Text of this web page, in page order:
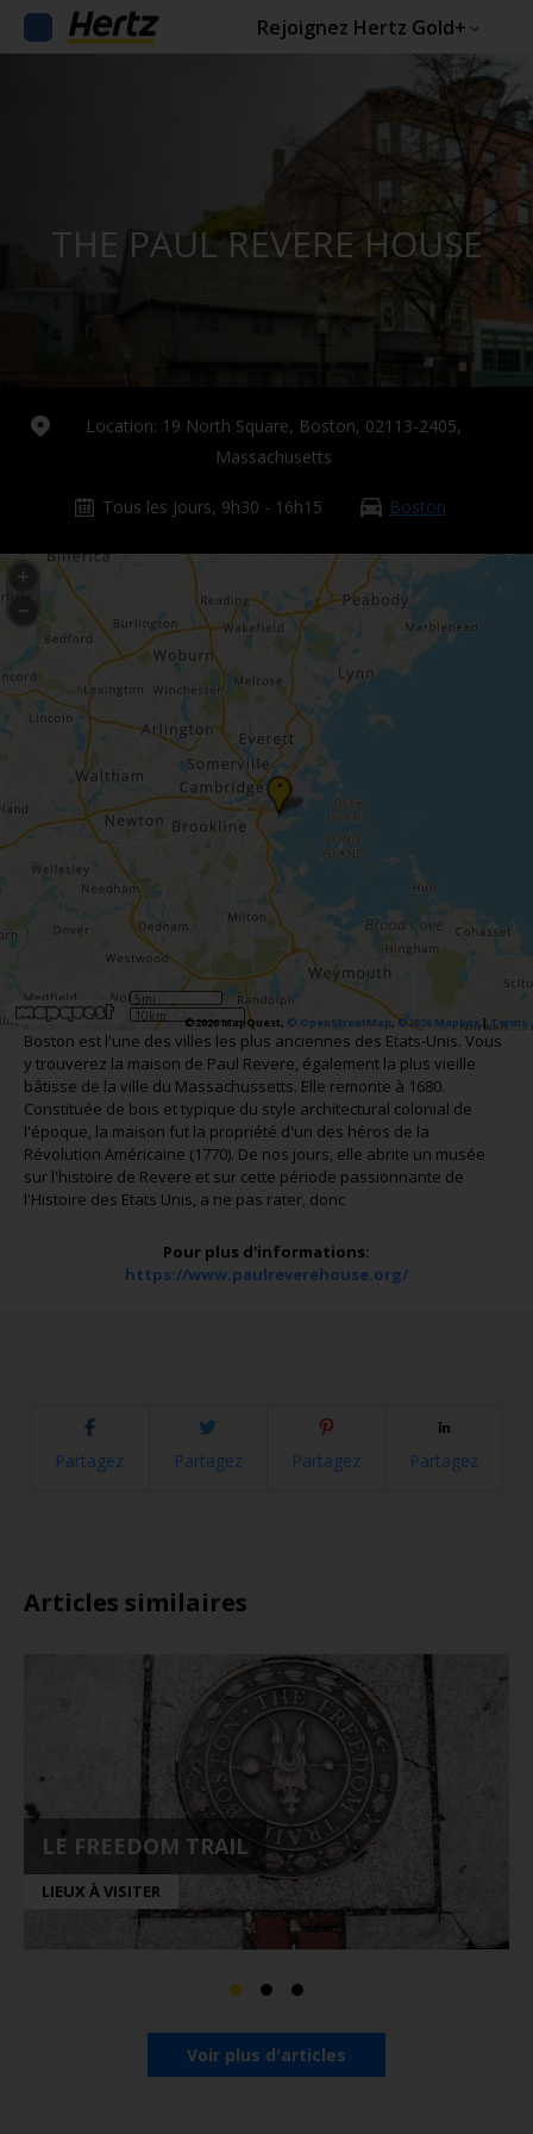
Rejoignez Hertz Gold+
THE PAUL REVERE HOUSE
Location: 19 North Square, Boston, 02113-2405,
Massachusetts
Tous les Jours, 9h30 - 16h15 Boston
5mi
10km
©2026 MapQuest, © OpenStreetMap,©2026 Mapbox | Terms
•
Boston est l'une des villes les plus anciennes des Etats-Unis. Vous
y trouverez la maison de Paul Revere, également la plus vieille
bâtisse de la ville du Massachussetts. Elle remonte à 1680.
Constituée de bois et typique du style architectural colonial de
l'époque, la maison fut la propriété d'un des héros de la
Révolution Américaine (1770). De nos jours, elle abrite un musée
sur l'histoire de Revere et sur cette période passionnante de
l'Histoire des Etats Unis, a ne pas rater, donc
Pour plus d'informations:
https://www.paulreverehouse.org/
Partagez Partagez Partagez Partagez
Articles similaires
LE FREEDOM TRAIL
LIEUX À VISITER
Voir plus d'articles